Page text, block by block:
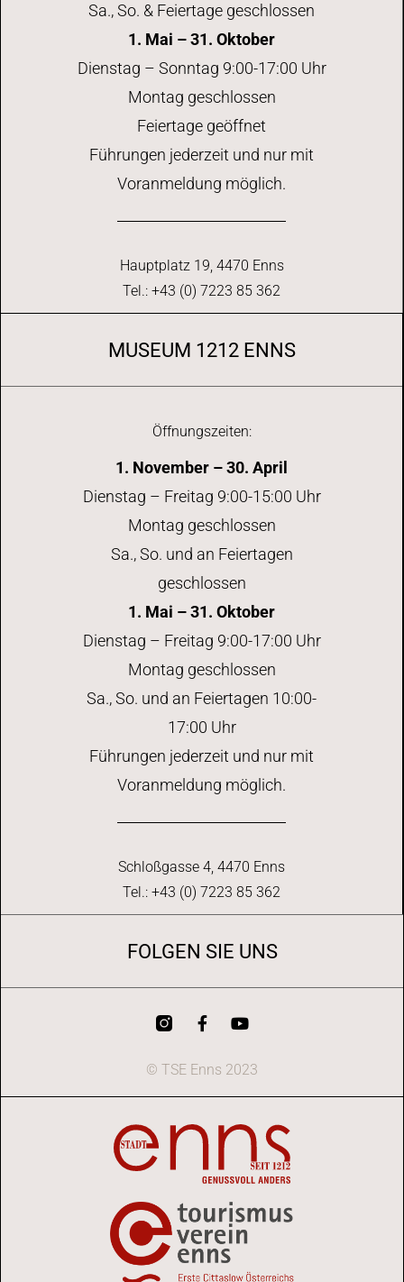
Sa., So. & Feiertage geschlossen
1. Mai – 31. Oktober
Dienstag – Sonntag 9:00-17:00 Uhr
Montag geschlossen
Feiertage geöffnet
Führungen jederzeit und nur mit
Voranmeldung möglich.
Hauptplatz 19, 4470 Enns
Tel.: +43 (0) 7223 85 362
MUSEUM 1212 ENNS
Öffnungszeiten:
1. November – 30. April
Dienstag – Freitag 9:00-15:00 Uhr
Montag geschlossen
Sa., So. und an Feiertagen
geschlossen
1. Mai – 31. Oktober
Dienstag – Freitag 9:00-17:00 Uhr
Montag geschlossen
Sa., So. und an Feiertagen 10:00-
17:00 Uhr
Führungen jederzeit und nur mit
Voranmeldung möglich.
Schloßgasse 4, 4470 Enns
Tel.: +43 (0) 7223 85 362
FOLGEN SIE UNS
© TSE Enns 2023